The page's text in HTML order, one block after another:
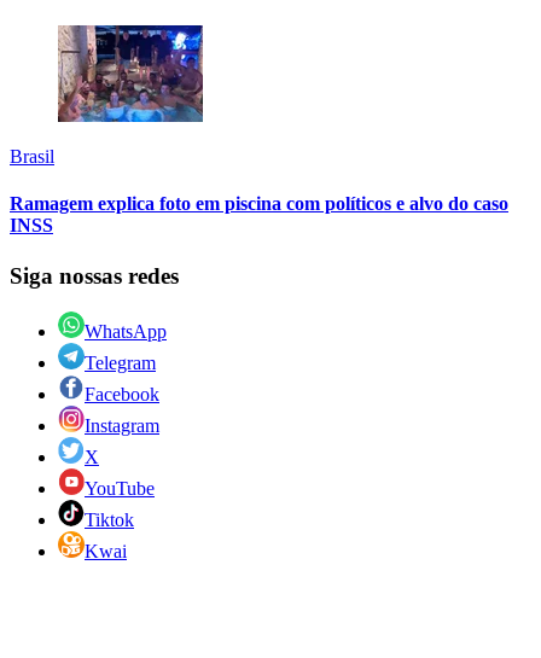
Brasil
Ramagem explica foto em piscina com políticos e alvo do caso
INSS
Siga nossas redes
WhatsApp
Telegram
Facebook
Instagram
X
YouTube
Tiktok
Kwai